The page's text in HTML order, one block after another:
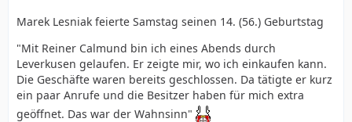
Marek Lesniak feierte Samstag seinen 14. (56.) Geburtstag
"Mit Reiner Calmund bin ich eines Abends durch
Leverkusen gelaufen. Er zeigte mir, wo ich einkaufen kann.
Die Geschäfte waren bereits geschlossen. Da tätigte er kurz
ein paar Anrufe und die Besitzer haben für mich extra
geöffnet. Das war der Wahnsinn"